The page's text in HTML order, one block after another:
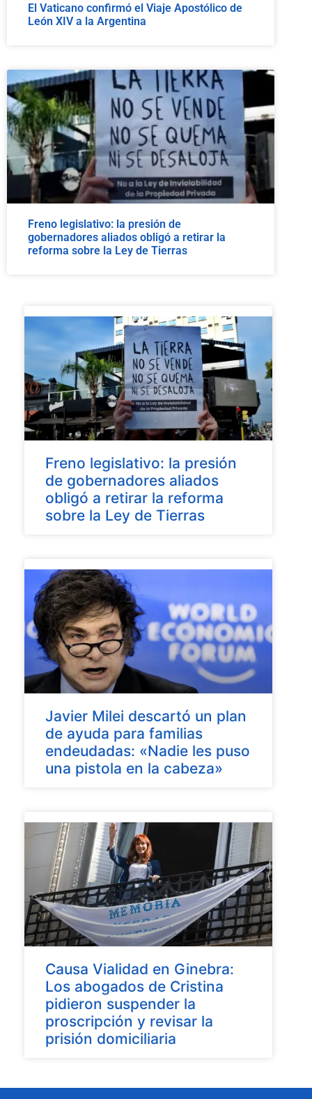
El Vaticano confirmó el Viaje Apostólico de
León XIV a la Argentina
Freno legislativo: la presión de
gobernadores aliados obligó a retirar la
reforma sobre la Ley de Tierras
Freno legislativo: la presión
de gobernadores aliados
obligó a retirar la reforma
sobre la Ley de Tierras
Javier Milei descartó un plan
de ayuda para familias
endeudadas: «Nadie les puso
una pistola en la cabeza»
Causa Vialidad en Ginebra:
Los abogados de Cristina
pidieron suspender la
proscripción y revisar la
prisión domiciliaria